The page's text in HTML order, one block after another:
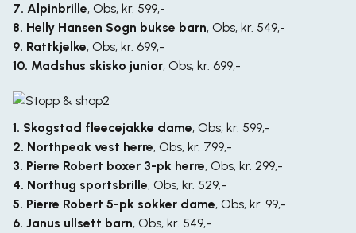
7. Alpinbrille, Obs, kr. 599,-
8. Helly Hansen Sogn bukse barn, Obs, kr. 549,-
9. Rattkjelke, Obs, kr. 699,-
10. Madshus skisko junior, Obs, kr. 699,-
1. Skogstad fleecejakke dame, Obs, kr. 599,-
2. Northpeak vest herre, Obs, kr. 799,-
3. Pierre Robert boxer 3-pk herre, Obs, kr. 299,-
4. Northug sportsbrille, Obs, kr. 529,-
5. Pierre Robert 5-pk sokker dame, Obs, kr. 99,-
6. Janus ullsett barn, Obs, kr. 549,-